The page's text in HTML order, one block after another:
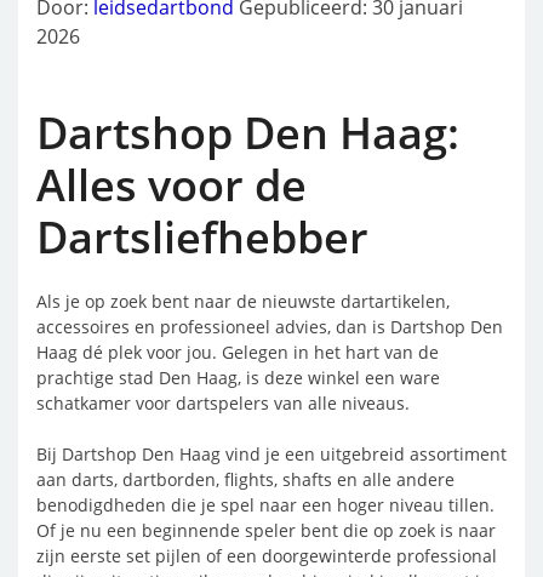
Door: leidsedartbond Gepubliceerd: 30 januari
2026
Dartshop Den Haag:
Alles voor de
Dartsliefhebber
Als je op zoek bent naar de nieuwste dartartikelen,
accessoires en professioneel advies, dan is Dartshop Den
Haag dé plek voor jou. Gelegen in het hart van de
prachtige stad Den Haag, is deze winkel een ware
schatkamer voor dartspelers van alle niveaus.
Bij Dartshop Den Haag vind je een uitgebreid assortiment
aan darts, dartborden, flights, shafts en alle andere
benodigdheden die je spel naar een hoger niveau tillen.
Of je nu een beginnende speler bent die op zoek is naar
zijn eerste set pijlen of een doorgewinterde professional